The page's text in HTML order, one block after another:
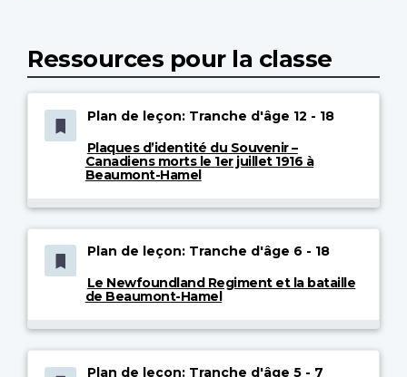
Ressources pour la classe
Plan de leçon: Tranche d'âge 12 - 18
Plaques d’identité du Souvenir –
Canadiens morts le 1er juillet 1916 à
Beaumont-Hamel
Plan de leçon: Tranche d'âge 6 - 18
Le Newfoundland Regiment et la bataille
de Beaumont-Hamel
Plan de leçon: Tranche d'âge 5 - 7